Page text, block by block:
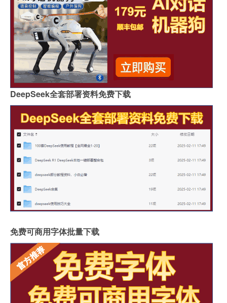
DeepSeek全套部署资料免费下载
免费可商用字体批量下载